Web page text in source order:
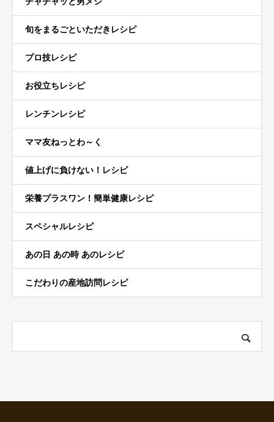
旬をまるごといただきレシピ
プロ技レシピ
お役立ちレシピ
レンチンレシピ
ママ友ねっとわ～く
値上げに負けない！レシピ
栄養プラスワン！簡単健康レシピ
スペシャルレシピ
あの日 あの時 あのレシピ
こだわりの産地訪問レシピ